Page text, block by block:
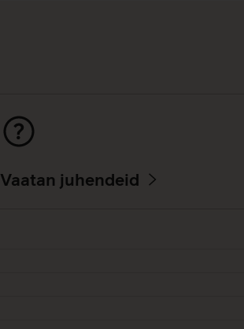
Vaatan juhendeid